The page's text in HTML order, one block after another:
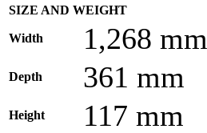
SIZE AND WEIGHT
Width 1,268 mm
Depth 361 mm
Height 117 mm